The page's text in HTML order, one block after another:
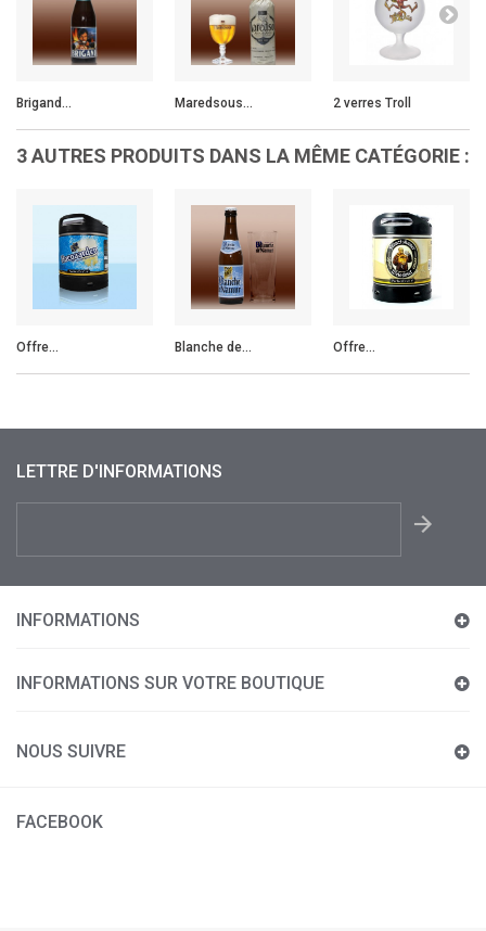
Brigand... Maredsous... 2 verres Troll
3 AUTRES PRODUITS DANS LA MÊME CATÉGORIE :
Offre... Blanche de... Offre...
LETTRE D'INFORMATIONS
INFORMATIONS
INFORMATIONS SUR VOTRE BOUTIQUE
NOUS SUIVRE
FACEBOOK